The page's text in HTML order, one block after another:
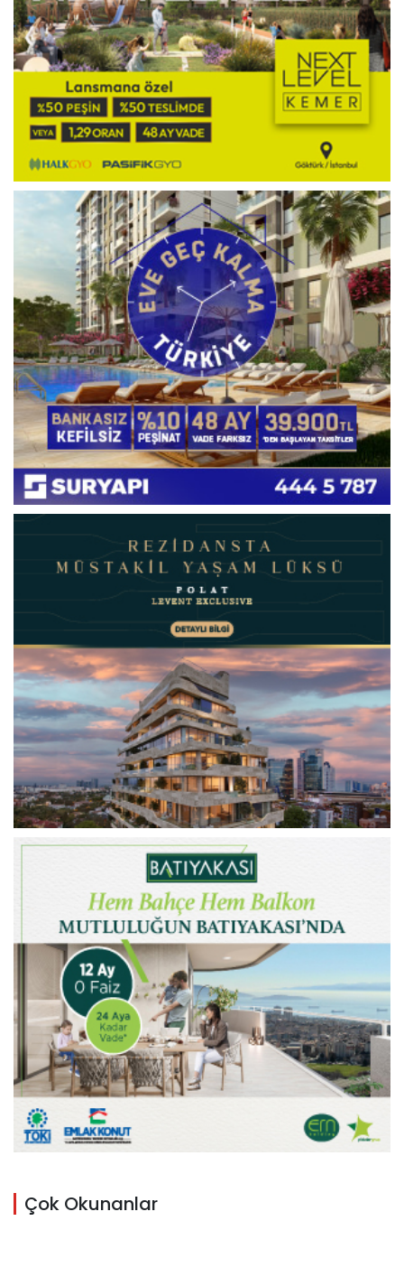
Çok Okunanlar